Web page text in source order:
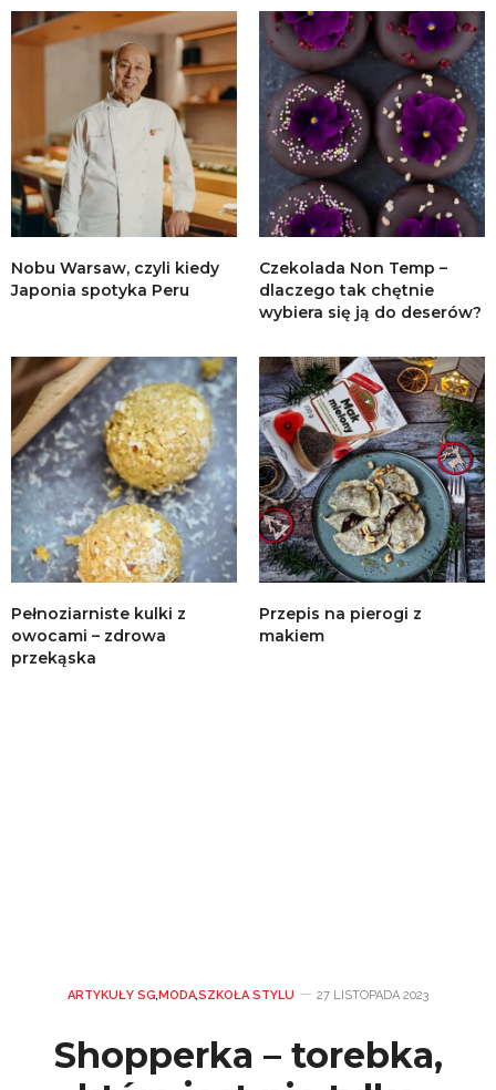
Nobu Warsaw, czyli kiedy
Japonia spotyka Peru
Czekolada Non Temp –
dlaczego tak chętnie
wybiera się ją do deserów?
Pełnoziarniste kulki z
owocami – zdrowa
przekąska
Przepis na pierogi z
makiem
ARTYKUŁY SG,MODA,SZKOŁA STYLU 27 LISTOPADA 2023
Shopperka – torebka,